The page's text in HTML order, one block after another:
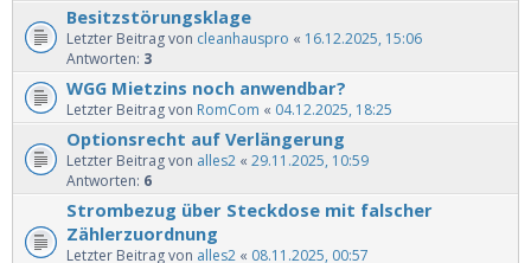
Besitzstörungsklage
Letzter Beitrag von cleanhauspro « 16.12.2025, 15:06
Antworten: 3
WGG Mietzins noch anwendbar?
Letzter Beitrag von RomCom « 04.12.2025, 18:25
Optionsrecht auf Verlängerung
Letzter Beitrag von alles2 « 29.11.2025, 10:59
Antworten: 6
Strombezug über Steckdose mit falscher
Zählerzuordnung
Letzter Beitrag von alles2 « 08.11.2025, 00:57